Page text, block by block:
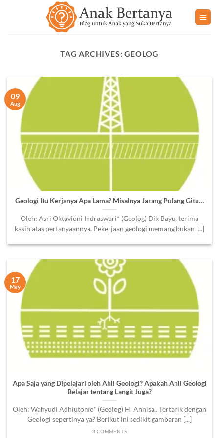
TAG ARCHIVES:GEOLOG
Geologi Itu Kerjanya Apa Lama? Misalnya Jarang Pulang Gitu…
Oleh: Asri Oktavioni Indraswari* (Geolog) Dik Bayu, terima
kasih atas pertanyaannya. Pekerjaan geologi memang bukan [...]
09
Aug
Apa Saja yang Dipelajari oleh Ahli Geologi? Apakah Ahli Geologi
Belajar tentang Langit Juga?
Oleh: Wahyudi Adhiutomo* (Geolog) Hi Annisa.. Tertarik dengan
Geologi sepertinya ya? Berikut ini sedikit gambaran [...]
3 COMMENTS
17
May